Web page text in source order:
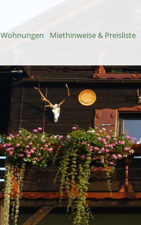
Wohnungen Miethinweise & Preisliste